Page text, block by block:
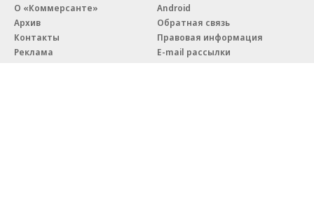
О «Коммерсанте»
Архив
Контакты
Реклама
Android
Обратная связь
Правовая информация
E-mail рассылки